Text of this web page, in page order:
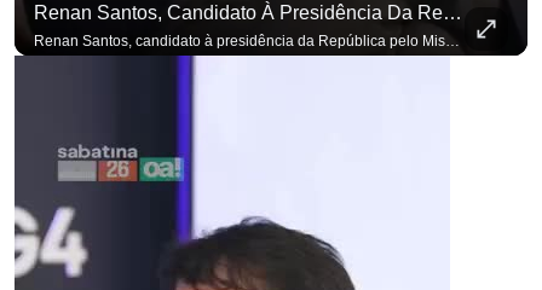
Renan Santos, Candidato À Presidência Da República Pelo Missão, Defende Aplicar Reformas Fiscais
Renan Santos, candidato à presidência da República pelo Missão, defende aplicar reformas fiscais impopulares para conter aumento incontrolado dos gastos e dívida pública, garantindo que essas medidas afetarão positivamente o ambiente econômico no Brasil. Se você busca informação com credibilidade, inscreva-se agora e ative o